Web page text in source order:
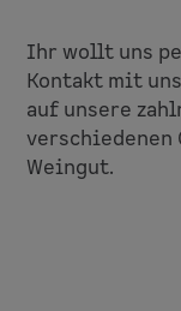
Ihr wollt uns
Kontakt mit
auf unsere
verschiedenen
Weingut.